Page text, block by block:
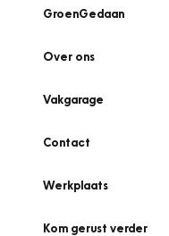
GroenGedaan
Over ons
Vakgarage
Contact
Werkplaats
Kom gerust verder